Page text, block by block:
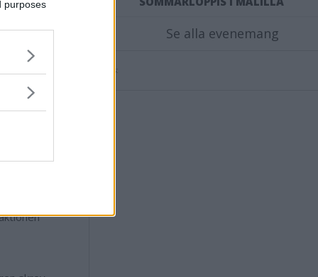
purposes
ut den till Se alla evenemang
Annons: